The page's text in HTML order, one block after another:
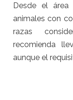
Desde el
animales con
razas
recomienda
aunque el